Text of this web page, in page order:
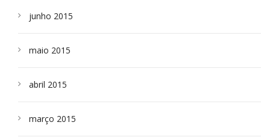
junho 2015
maio 2015
abril 2015
março 2015